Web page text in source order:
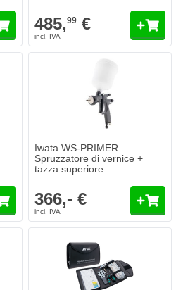
485,99 €
Classic Plus + tazza superiore
Iwata WS-PRIMER
Iwata WS-PRIMER
Spruzzatore di vernice +
tazza superiore
366,- €